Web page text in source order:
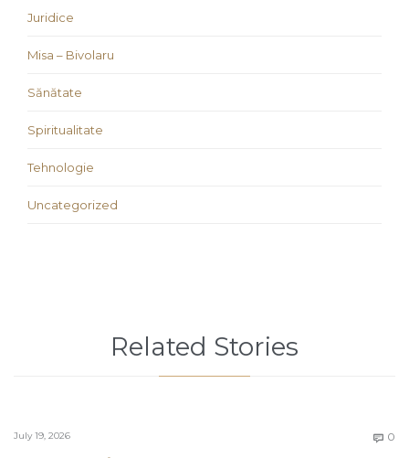
Juridice
Misa – Bivolaru
Sănătate
Spiritualitate
Tehnologie
Uncategorized
Related Stories
July 19, 2026  0